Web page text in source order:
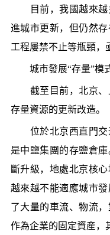
目前，我國越來越
進城市更新，但仍然
工程屢禁不止等瓶頸，
城市發展“存量”模
截至目前，北京、
存量資源的更新改造。
位於北京西直門交
是中鹽集團的存鹽倉
斷升級，地處北京核
越來越不能適應城市
了大量的車流、物流
作為企業的固定資産，